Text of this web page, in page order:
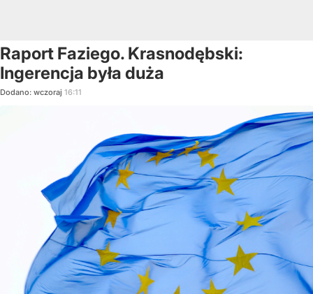
Raport Faziego. Krasnodębski:
Ingerencja była duża
Dodano: wczoraj 16:11